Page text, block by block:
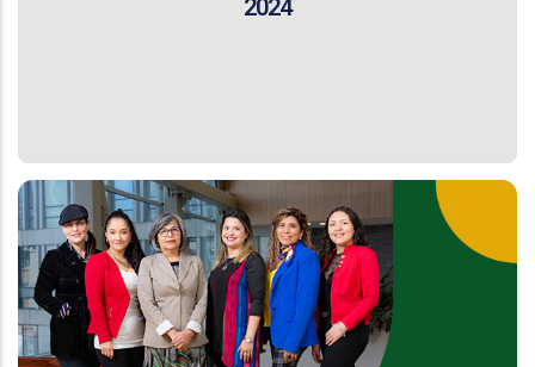
2024